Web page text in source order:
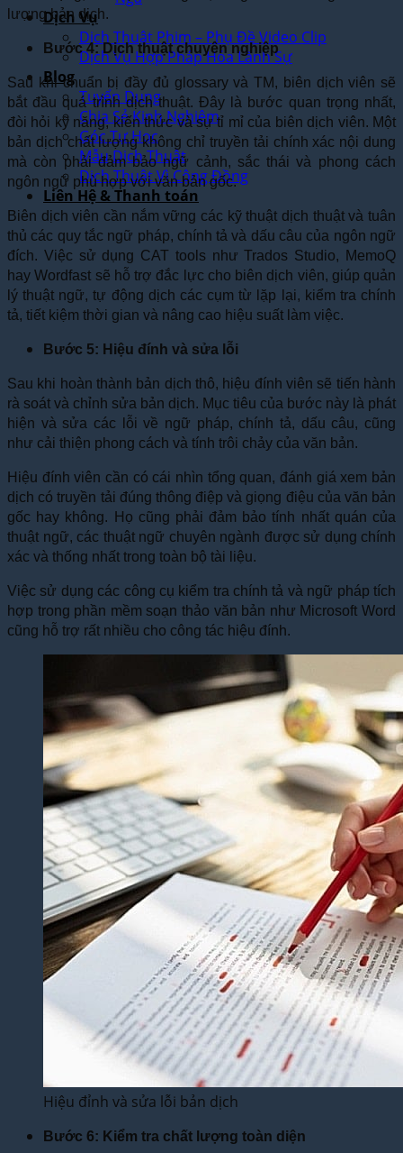
Dịch Vụ
Dịch Thuật Phim – Phụ Đề Video Clip
Dịch Vụ Hợp Pháp Hóa Lãnh Sự
Blog
Tuyển Dụng
Chia Sẻ Kinh Nghiệm
Góc Tự Học
Mẫu Dịch Thuật
Dịch Thuật Vì Cộng Đồng
Liên Hệ & Thanh toán
lượng bản dịch.
Bước 4: Dịch thuật chuyên nghiệp
Sau khi chuẩn bị đầy đủ glossary và TM, biên dịch viên sẽ
bắt đầu quá trình dịch thuật. Đây là bước quan trọng nhất,
đòi hỏi kỹ năng, kiến thức và sự tỉ mỉ của biên dịch viên. Một
bản dịch chất lượng không chỉ truyền tải chính xác nội dung
mà còn phải đảm bảo ngữ cảnh, sắc thái và phong cách
ngôn ngữ phù hợp với văn bản gốc.
Biên dịch viên cần nắm vững các kỹ thuật dịch thuật và tuân
thủ các quy tắc ngữ pháp, chính tả và dấu câu của ngôn ngữ
đích. Việc sử dụng CAT tools như Trados Studio, MemoQ
hay Wordfast sẽ hỗ trợ đắc lực cho biên dịch viên, giúp quản
lý thuật ngữ, tự động dịch các cụm từ lặp lại, kiểm tra chính
tả, tiết kiệm thời gian và nâng cao hiệu suất làm việc.
Bước 5: Hiệu đính và sửa lỗi
Sau khi hoàn thành bản dịch thô, hiệu đính viên sẽ tiến hành
rà soát và chỉnh sửa bản dịch. Mục tiêu của bước này là phát
hiện và sửa các lỗi về ngữ pháp, chính tả, dấu câu, cũng
như cải thiện phong cách và tính trôi chảy của văn bản.
Hiệu đính viên cần có cái nhìn tổng quan, đánh giá xem bản
dịch có truyền tải đúng thông điệp và giọng điệu của văn bản
gốc hay không. Họ cũng phải đảm bảo tính nhất quán của
thuật ngữ, các thuật ngữ chuyên ngành được sử dụng chính
xác và thống nhất trong toàn bộ tài liệu.
Việc sử dụng các công cụ kiểm tra chính tả và ngữ pháp tích
hợp trong phần mềm soạn thảo văn bản như Microsoft Word
cũng hỗ trợ rất nhiều cho công tác hiệu đính.
Hiệu đỉnh và sửa lỗi bản dịch
Bước 6: Kiểm tra chất lượng toàn diện